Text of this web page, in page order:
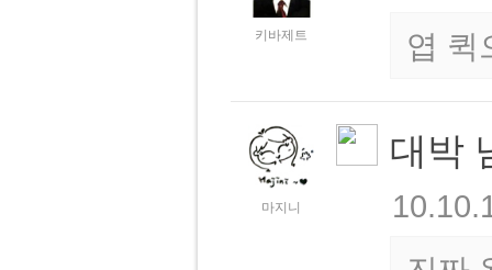
키바제트 엽 퀵
마지니
대박